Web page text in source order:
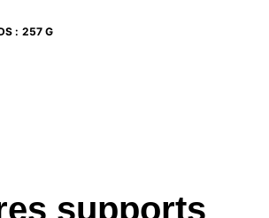
: 257 G
supports